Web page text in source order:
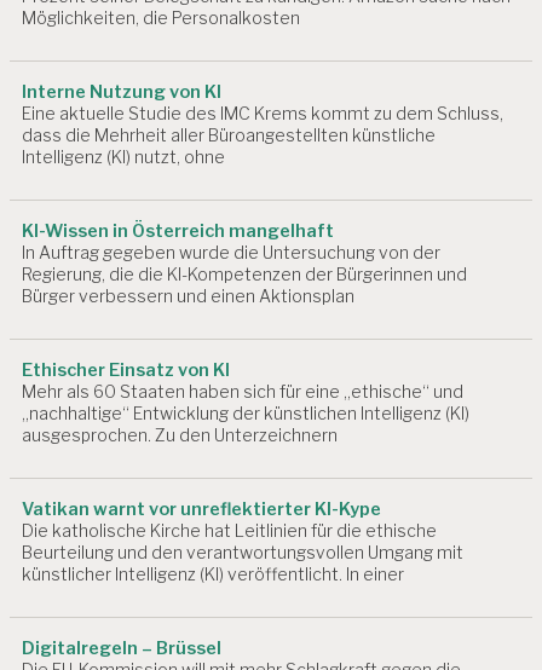
Möglichkeiten, die Personalkosten
Interne Nutzung von KI
Eine aktuelle Studie des IMC Krems kommt zu dem Schluss,
dass die Mehrheit aller Büroangestellten künstliche
Intelligenz (KI) nutzt, ohne
KI-Wissen in Österreich mangelhaft
In Auftrag gegeben wurde die Untersuchung von der
Regierung, die die KI-Kompetenzen der Bürgerinnen und
Bürger verbessern und einen Aktionsplan
Ethischer Einsatz von KI
Mehr als 60 Staaten haben sich für eine „ethische“ und
„nachhaltige“ Entwicklung der künstlichen Intelligenz (KI)
ausgesprochen. Zu den Unterzeichnern
Vatikan warnt vor unreflektierter KI-Kype
Die katholische Kirche hat Leitlinien für die ethische
Beurteilung und den verantwortungsvollen Umgang mit
künstlicher Intelligenz (KI) veröffentlicht. In einer
Digitalregeln – Brüssel